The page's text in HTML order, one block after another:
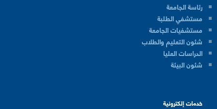
رئاسة الجامعة
مستشفي الطلبة
مستشفيات الجامعة
شئون التعليم والطلاب
الدراسات العليا
شئون البيئة
خدمات إلكترونية